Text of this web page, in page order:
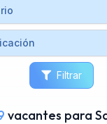
Filtrar
vacantes para